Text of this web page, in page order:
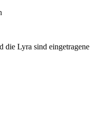
Lyra sind eingetragene